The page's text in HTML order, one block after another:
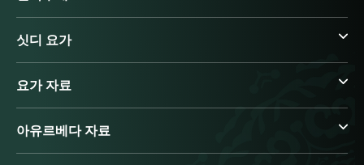
싯디 요가
요가 자료
아유르베다 자료